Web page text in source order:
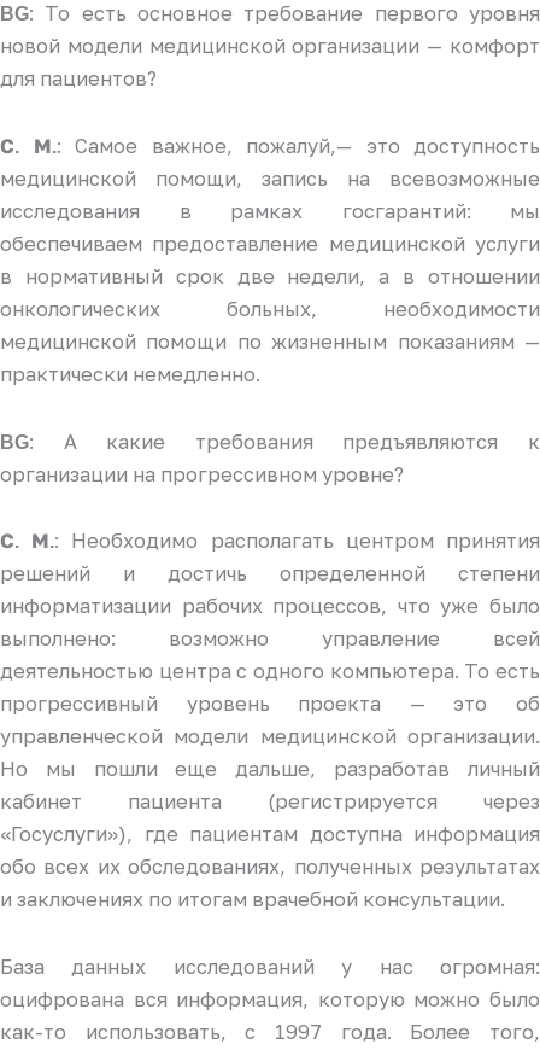
BG: То есть основное требование первого уровня
новой модели медицинской организации — комфорт
для пациентов?
С. М.: Самое важное, пожалуй,— это доступность
медицинской помощи, запись на всевозможные
исследования в рамках госгарантий: мы
обеспечиваем предоставление медицинской услуги
в нормативный срок две недели, а в отношении
онкологических больных, необходимости
медицинской помощи по жизненным показаниям —
практически немедленно.
BG: А какие требования предъявляются к
организации на прогрессивном уровне?
С. М.: Необходимо располагать центром принятия
решений и достичь определенной степени
информатизации рабочих процессов, что уже было
выполнено: возможно управление всей
деятельностью центра с одного компьютера. То есть
прогрессивный уровень проекта — это об
управленческой модели медицинской организации.
Но мы пошли еще дальше, разработав личный
кабинет пациента (регистрируется через
«Госуслуги»), где пациентам доступна информация
обо всех их обследованиях, полученных результатах
и заключениях по итогам врачебной консультации.
База данных исследований у нас огромная:
оцифрована вся информация, которую можно было
как-то использовать, с 1997 года. Более того,